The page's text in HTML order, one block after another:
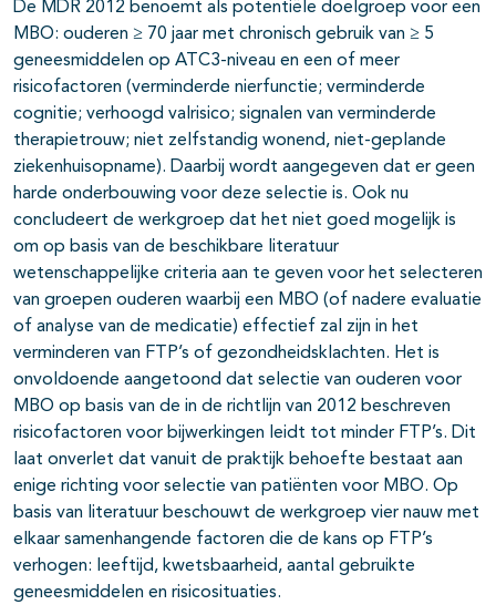
De MDR 2012 benoemt als potentiële doelgroep voor een
MBO: ouderen ≥ 70 jaar met chronisch gebruik van ≥ 5
geneesmiddelen op ATC3-niveau en een of meer
risicofactoren (verminderde nierfunctie; verminderde
cognitie; verhoogd valrisico; signalen van verminderde
therapietrouw; niet zelfstandig wonend, niet-geplande
ziekenhuisopname). Daarbij wordt aangegeven dat er geen
harde onderbouwing voor deze selectie is. Ook nu
concludeert de werkgroep dat het niet goed mogelijk is
om op basis van de beschikbare literatuur
wetenschappelijke criteria aan te geven voor het selecteren
van groepen ouderen waarbij een MBO (of nadere evaluatie
of analyse van de medicatie) effectief zal zijn in het
verminderen van FTP’s of gezondheidsklachten. Het is
onvoldoende aangetoond dat selectie van ouderen voor
MBO op basis van de in de richtlijn van 2012 beschreven
risicofactoren voor bijwerkingen leidt tot minder FTP’s. Dit
laat onverlet dat vanuit de praktijk behoefte bestaat aan
enige richting voor selectie van patiënten voor MBO. Op
basis van literatuur beschouwt de werkgroep vier nauw met
elkaar samenhangende factoren die de kans op FTP’s
verhogen: leeftijd, kwetsbaarheid, aantal gebruikte
geneesmiddelen en risicosituaties.